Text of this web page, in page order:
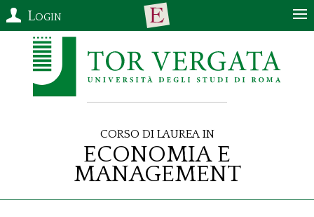
Login
Corso di Laurea in
Economia e
Management